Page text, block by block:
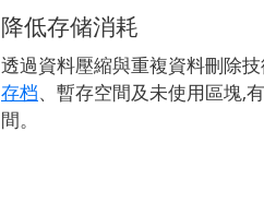
降低存储消耗
透過資料壓縮與重複資料刪除技
存档、暫存空間及未使用區塊,
間。